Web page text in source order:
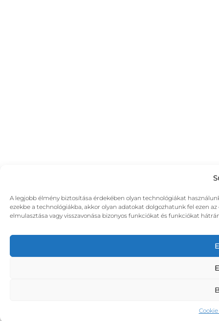
A legjobb élmény biztosítása érdekében olyan technológiákat
ezekbe a technológiákba, akkor olyan adatokat dolgozhatunk fel ezen
elmulasztása vagy visszavonása bizonyos funkciókat és funkciókat